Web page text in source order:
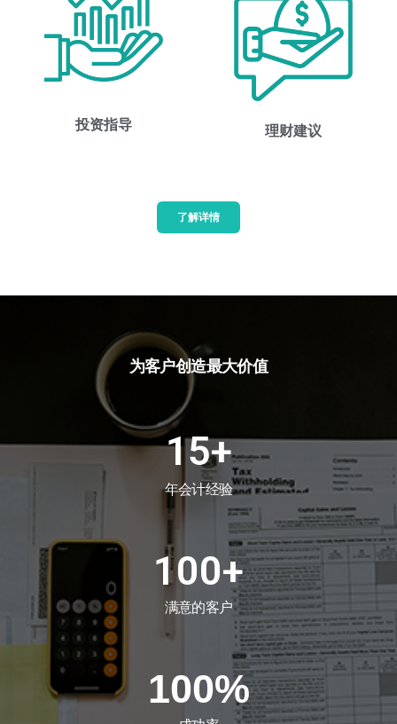
投资指导 理财建议
了解详情
为客户创造最大价值
15+
年会计经验
100+
满意的客户
100%